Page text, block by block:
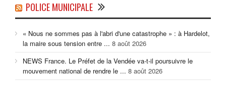
POLICE MUNICIPALE
« Nous ne sommes pas à l'abri d'une catastrophe » : à Hardelot,
la maire sous tension entre ... 8 août 2026
NEWS France. Le Préfet de la Vendée va-t-il poursuivre le
mouvement national de rendre le ... 8 août 2026